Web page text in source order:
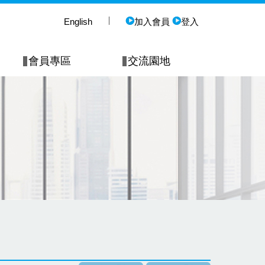
English 加入會員 登入
會員專區 交流園地